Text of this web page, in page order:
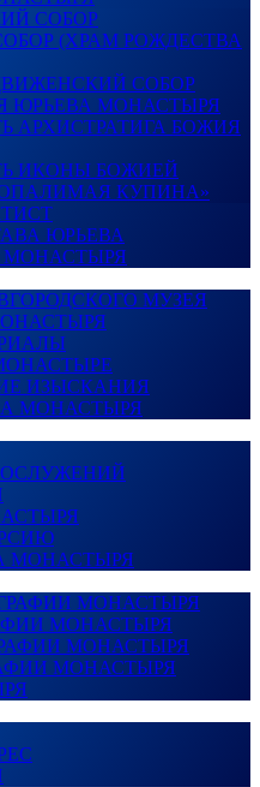
СОБОР
(ХРАМ РОЖДЕСТВА
СОБОР
ЮРЬЕВА МОНАСТЫРЯ
АРХИСТРАТИГА БОЖИЯ
ИКОНЫ БОЖИЕЙ
КУПИНА»
ЮРЬЕВА
МОНАСТЫРЯ
МУЗЕЯ
ИЗЫСКАНИЯ
МОНАСТЫРЯ
МОНАСТЫРЯ
МОНАСТЫРЯ
МОНАСТЫРЯ
МОНАСТЫРЯ
МОНАСТЫРЯ